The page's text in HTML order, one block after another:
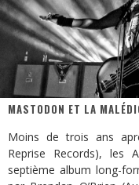
MASTODON ET LA
Moins de trois ans
Reprise Records), les
septième album long-